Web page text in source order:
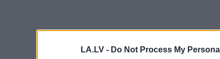
LA.LV - Do Not Process My